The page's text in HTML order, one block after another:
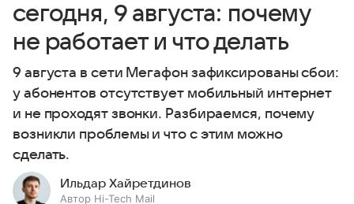
сегодня, 9 августа: почему
не работает и что делать
9 августа в сети Мегафон зафиксированы сбои:
у абонентов отсутствует мобильный интернет
и не проходят звонки. Разбираемся, почему
возникли проблемы и что с этим можно
сделать.
Ильдар Хайретдинов
Автор Hi-Tech Mail